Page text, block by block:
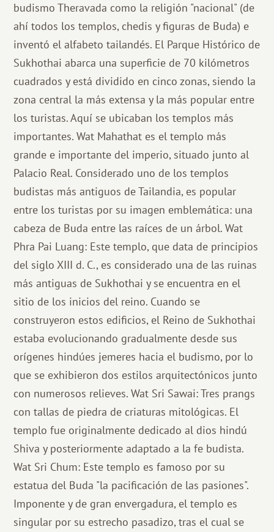
budismo Theravada como la religión "nacional" (de
ahí todos los templos, chedis y figuras de Buda) e
inventó el alfabeto tailandés. El Parque Histórico de
Sukhothai abarca una superficie de 70 kilómetros
cuadrados y está dividido en cinco zonas, siendo la
zona central la más extensa y la más popular entre
los turistas. Aquí se ubicaban los templos más
importantes. Wat Mahathat es el templo más
grande e importante del imperio, situado junto al
Palacio Real. Considerado uno de los templos
budistas más antiguos de Tailandia, es popular
entre los turistas por su imagen emblemática: una
cabeza de Buda entre las raíces de un árbol. Wat
Phra Pai Luang: Este templo, que data de principios
del siglo XIII d. C., es considerado una de las ruinas
más antiguas de Sukhothai y se encuentra en el
sitio de los inicios del reino. Cuando se
construyeron estos edificios, el Reino de Sukhothai
estaba evolucionando gradualmente desde sus
orígenes hindúes jemeres hacia el budismo, por lo
que se exhibieron dos estilos arquitectónicos junto
con numerosos relieves. Wat Sri Sawai: Tres prangs
con tallas de piedra de criaturas mitológicas. El
templo fue originalmente dedicado al dios hindú
Shiva y posteriormente adaptado a la fe budista.
Wat Sri Chum: Este templo es famoso por su
estatua del Buda "la pacificación de las pasiones".
Imponente y de gran envergadura, el templo es
singular por su estrecho pasadizo, tras el cual se